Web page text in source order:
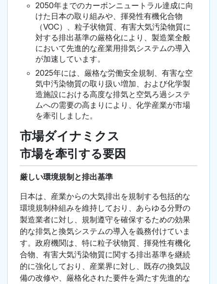
2050年までのカーボンニュートラル達成に向
けた日本の取り組みや、揮発性有機化合物
（VOC）、粒子状物質、有害大気汚染物質に
対する排出基準の厳格化により、製造業全般
において先進的な産業用排気システムの導入
が加速しています。
2025年には、厳格な労働安全規制、有害な空
気中汚染物質の取り扱い増加、および化学製
造施設における高度な排気と空気ろ過システ
ムへの需要の高まりにより、化学産業が市場
を牽引しました。
市場ダイナミクス
市場を牽引する要因
厳しい環境規制と排出基準
日本は、産業からの大気排出を規制する包括的な
環境規制枠組みを維持しており、あらゆる分野の
製造業者に対し、規制遵守を確保するための効果
的な排気と換気システムの導入を義務付けていま
す。政府機関は、特に粒子状物質、揮発性有機化
合物、有害大気汚染物質に関する排出基準を継続
的に強化しており、産業界に対し、既存の換気設
備の改修や、厳格化された要件を満たす先進的な